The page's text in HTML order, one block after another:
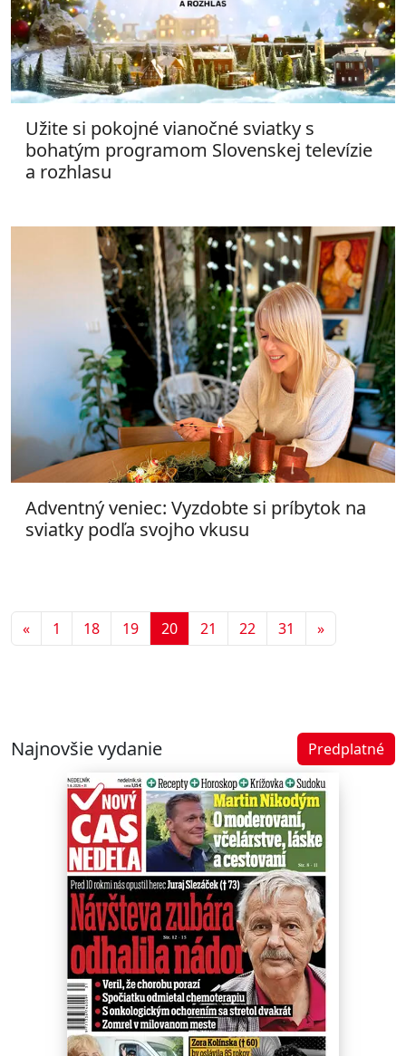
Užite si pokojné vianočné sviatky s
bohatým programom Slovenskej televízie
a rozhlasu
Adventný veniec: Vyzdobte si príbytok na
sviatky podľa svojho vkusu
«Predchádzajúca
1 18 19 20 21 22 31 »Ďalšia
Najnovšie vydanie Predplatné